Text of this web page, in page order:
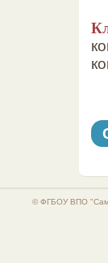
© ФГБОУ ВПО